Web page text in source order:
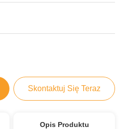
Skontaktuj Się Teraz
Opis Produktu